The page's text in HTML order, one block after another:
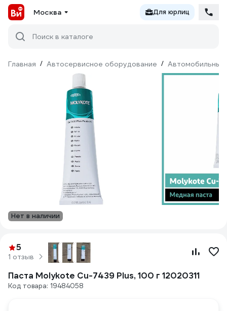
Москва Для юрлиц
Поиск в каталоге
Главная / Автосервисное оборудование / Автомобильные
Нет в наличии
5
1 отзыв
Паста Molykote Cu-7439 Plus, 100 г 12020311
Код товара: 19484058